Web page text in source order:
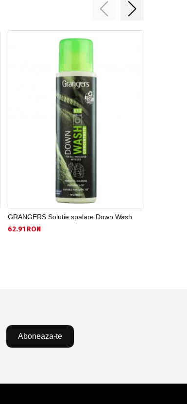
GRANGERS Solutie spalare Down Wash
62.91 RON
Aboneaza-te